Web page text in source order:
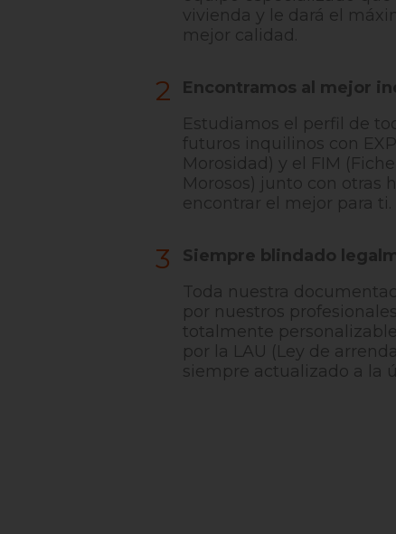
vivienda y le dará el
mejor calidad.
2
Encontramos al mejor
Estudiamos el perfil de
futuros inquilinos con
Morosidad) y el FIM
Morosos) junto con otras
encontrar el mejor para ti.
3
Siempre blindado
Toda nuestra
por nuestros
totalmente
por la LAU (Ley de
siempre actualizado a la